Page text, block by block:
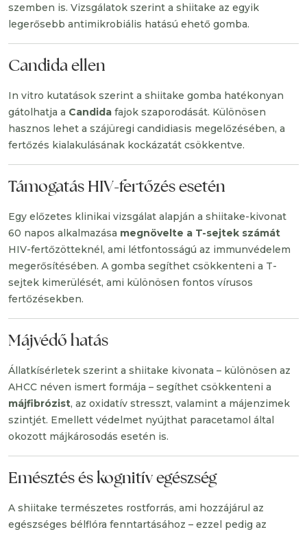
szemben is. Vizsgálatok szerint a shiitake az egyik
legerősebb antimikrobiális hatású ehető gomba.
Candida ellen
In vitro kutatások szerint a shiitake gomba hatékonyan
gátolhatja a Candida fajok szaporodását. Különösen
hasznos lehet a szájüregi candidiasis megelőzésében, a
fertőzés kialakulásának kockázatát csökkentve.
Támogatás HIV-fertőzés esetén
Egy előzetes klinikai vizsgálat alapján a shiitake-kivonat
60 napos alkalmazása megnövelte a T-sejtek számát
HIV-fertőzötteknél, ami létfontosságú az immunvédelem
megerősítésében. A gomba segíthet csökkenteni a T-
sejtek kimerülését, ami különösen fontos vírusos
fertőzésekben.
Májvédő hatás
Állatkísérletek szerint a shiitake kivonata – különösen az
AHCC néven ismert formája – segíthet csökkenteni a
májfibrózist, az oxidatív stresszt, valamint a májenzimek
szintjét. Emellett védelmet nyújthat paracetamol által
okozott májkárosodás esetén is.
Emésztés és kognitív egészség
A shiitake természetes rostforrás, ami hozzájárul az
egészséges bélflóra fenntartásához – ezzel pedig az